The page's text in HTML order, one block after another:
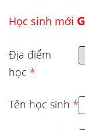
Học sinh mới
Địa điểm
học *
Tên học sinh *